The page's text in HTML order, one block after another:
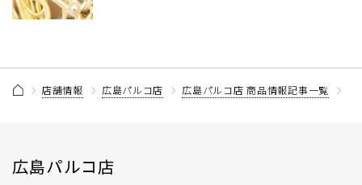
店舗情報 広島パルコ店 広島パルコ店 商品情報記事一覧
広島パルコ店